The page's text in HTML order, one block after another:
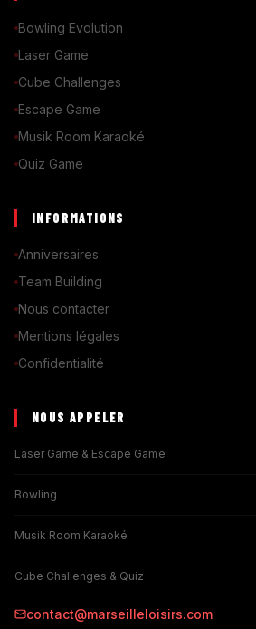
Bowling Evolution
Laser Game
Cube Challenges
Escape Game
Musik Room Karaoké
Quiz Game
INFORMATIONS
Anniversaires
Team Building
Nous contacter
Mentions légales
Confidentialité
NOUS APPELER
Laser Game & Escape Game
Bowling
Musik Room Karaoké
Cube Challenges & Quiz
contact@marseilleloisirs.com